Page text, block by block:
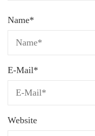
Name*
E-Mail*
Website